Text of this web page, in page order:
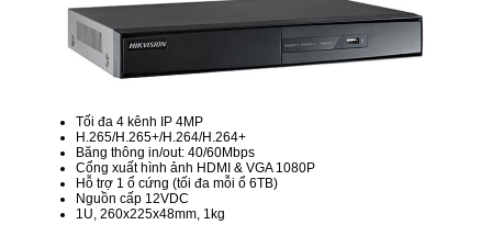
Tối đa 4 kênh IP 4MP
H.265/H.265+/H.264/H.264+
Băng thông in/out: 40/60Mbps
Cổng xuất hình ảnh HDMI & VGA 1080P
Hỗ trợ 1 ổ cứng (tối đa mỗi ổ 6TB)
Nguồn cấp 12VDC
1U, 260x225x48mm, 1kg